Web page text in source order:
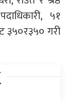
५१
३५०र३५० गरी